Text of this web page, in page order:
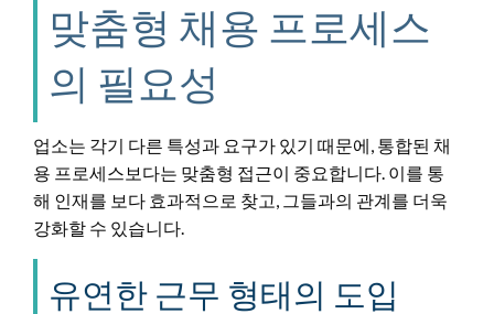
맞춤형 채용 프로세스
의 필요성
업소는 각기 다른 특성과 요구가 있기 때문에, 통합된 채
용 프로세스보다는 맞춤형 접근이 중요합니다. 이를 통
해 인재를 보다 효과적으로 찾고, 그들과의 관계를 더욱
강화할 수 있습니다.
유연한 근무 형태의 도입